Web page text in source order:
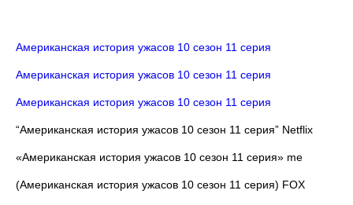
Американская история ужасов 10 сезон 11 серия
Американская история ужасов 10 сезон 11 серия
Американская история ужасов 10 сезон 11 серия
“Американская история ужасов 10 сезон 11 серия” Netflix
«Американская история ужасов 10 сезон 11 серия» me
(Американская история ужасов 10 сезон 11 серия) FOX